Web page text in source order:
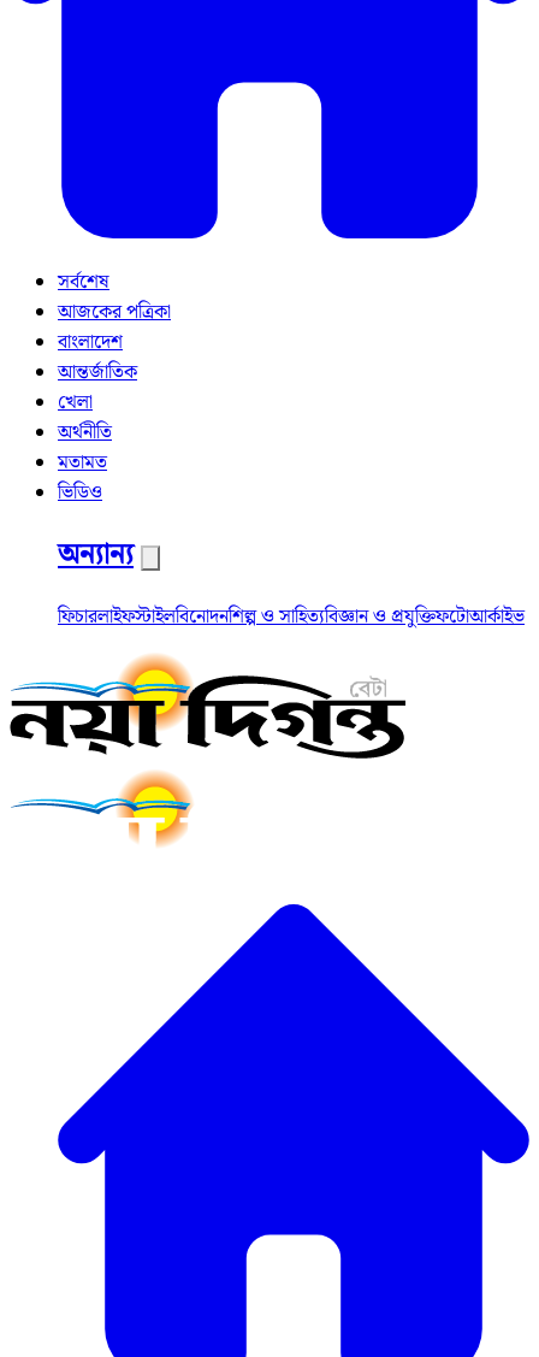
সর্বশেষ
আজকের পত্রিকা
বাংলাদেশ
আন্তর্জাতিক
খেলা
অর্থনীতি
মতামত
ভিডিও
অন্যান্য
ফিচারলাইফস্টাইলবিনোদনশিল্প ও সাহিত্যবিজ্ঞান ও প্রযুক্তিফটোআর্কাইভ